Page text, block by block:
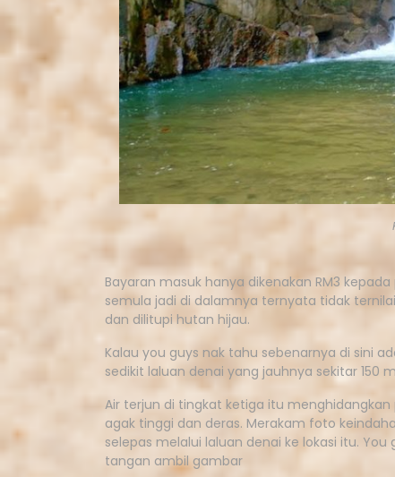
Bayaran masuk hanya dikenakan RM3
semula jadi di dalamnya ternyata tidak
dan dilitupi hutan hijau.
Kalau you guys nak tahu sebenarnya di sini
sedikit laluan denai yang jauhnya sekitar 150
Air terjun di tingkat ketiga itu
agak tinggi dan deras. Merakam foto
selepas melalui laluan denai ke lokasi itu.
tangan ambil gambar